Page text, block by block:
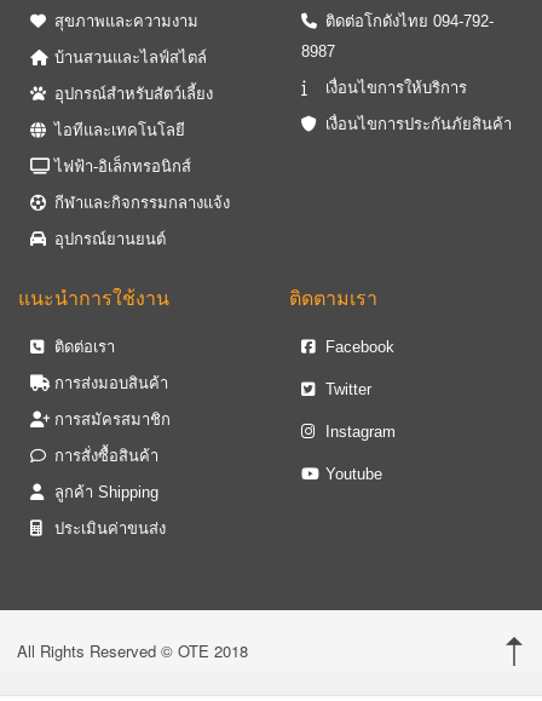
สุขภาพและความงาม
บ้านสวนและไลฟ์สไตล์
อุปกรณ์สำหรับสัตว์เลี้ยง
ไอทีและเทคโนโลยี
ไฟฟ้า-อิเล็กทรอนิกส์
กีฬาและกิจกรรมกลางแจ้ง
อุปกรณ์ยานยนต์
ติดต่อโกดังไทย 094-792-
8987
เงื่อนไขการให้บริการ
เงื่อนไขการประกันภัยสินค้า
แนะนำการใช้งาน
ติดต่อเรา
การส่งมอบสินค้า
การสมัครสมาชิก
การสั่งซื้อสินค้า
ลูกค้า Shipping
ประเมินค่าขนส่ง
ติดตามเรา
Facebook
Twitter
Instagram
Youtube
All Rights Reserved © OTE 2018